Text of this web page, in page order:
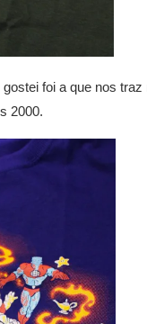
foi a que nos
2000.